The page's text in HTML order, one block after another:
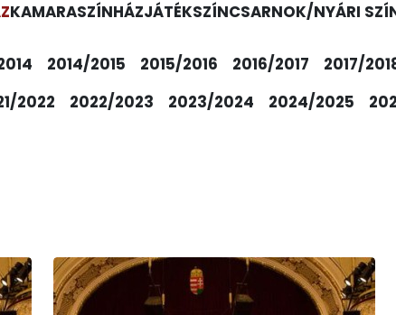
KAMARASZÍNHÁZJÁTÉKSZÍNCSARNOK/NYÁRI
2014/2015 2015/2016 2016/2017 2017/
2022
2022/2023 2023/2024 2024/2025